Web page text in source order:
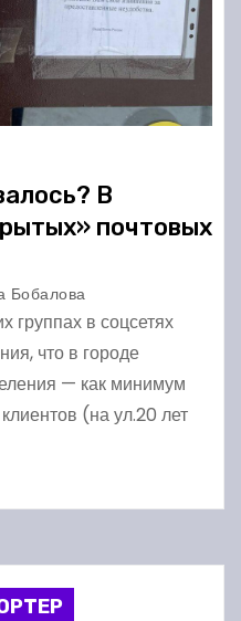
В
почтовых
Бобалова
группах в соцсетях
что в городе
— как минимум
(на ул.20 лет